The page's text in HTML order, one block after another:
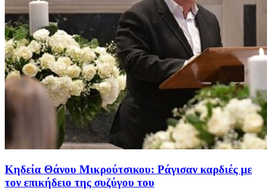
Κηδεία Θάνου Μικρούτσικου: Ράγισαν καρδιές με
τον επικήδειο της συζύγου του